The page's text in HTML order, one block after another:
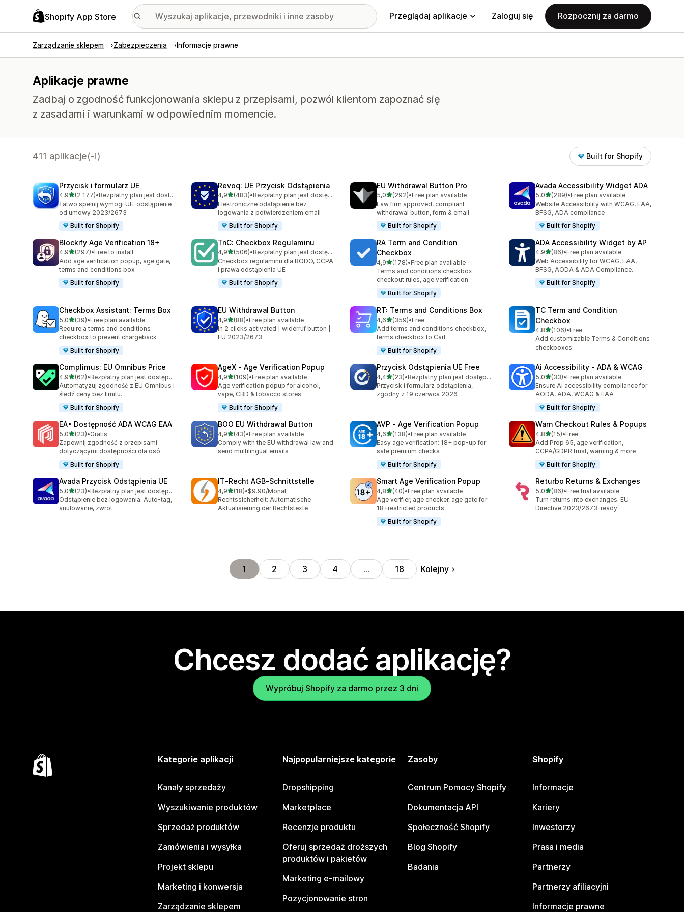
Shopify App Store Przeglądaj aplikacje Zaloguj się Rozpocznij za darmo
Zarządzanie sklepem Zabezpieczenia Informacje prawne
Aplikacje prawne
Zadbaj o zgodność funkcjonowania sklepu z przepisami, pozwól klientom zapoznać się
z zasadami i warunkami w odpowiednim momencie.
411 aplikacje(-i) Built for Shopify
Przycisk i formularz UE
4,9na 5 gwiazdek
(2 177)
Łączna liczba recenzji: 2177
•
Bezpłatny plan jest dostępny
Łatwo spełnij wymogi UE: odstąpienie
od umowy 2023/2673
Built for Shopify
Revoq: UE Przycisk Odstąpienia
4,9na 5 gwiazdek
(483)
Łączna liczba recenzji: 483
•
Bezpłatny plan jest dostępny
Elektroniczne odstąpienie bez
logowania z potwierdzeniem email
Built for Shopify
EU Withdrawal Button Pro
5,0na 5 gwiazdek
(292)
Łączna liczba recenzji: 292
•Free plan available
Law firm approved, compliant
withdrawal button, form & email
Built for Shopify
Avada Accessibility Widget ADA
5,0na 5 gwiazdek
(289)
Łączna liczba recenzji: 289
•Free plan available
Website Accessibility with WCAG, EAA,
BFSG, ADA compliance
Built for Shopify
Blockify Age Verification 18+
4,9na 5 gwiazdek
(297)
Łączna liczba recenzji: 297
•Free to install
Add age verification popup, age gate,
terms and conditions box
Built for Shopify
TnC: Checkbox Regulaminu
4,9na 5 gwiazdek
(506)
Łączna liczba recenzji: 506
•
Bezpłatny plan jest dostępny
Checkbox regulaminu dla RODO, CCPA
i prawa odstąpienia UE
Built for Shopify
RA Term and Condition
Checkbox
4,9na 5 gwiazdek
(178)
Łączna liczba recenzji: 178
•Free plan available
Terms and conditions checkbox
checkout rules, age verification
Built for Shopify
ADA Accessibility Widget by AP
4,9na 5 gwiazdek
(86)
Łączna liczba recenzji: 86
•Free plan available
Web Accessibility for WCAG, EAA,
BFSG, AODA & ADA Compliance.
Built for Shopify
Checkbox Assistant: Terms Box
5,0na 5 gwiazdek
(39)
Łączna liczba recenzji: 39
•Free plan available
Require a terms and conditions
checkbox to prevent chargeback
Built for Shopify
EU Withdrawal Button
4,9na 5 gwiazdek
(88)
Łączna liczba recenzji: 88
•Free plan available
In 2 clicks activated | widerruf button |
EU 2023/2673
RT: Terms and Conditions Box
4,6na 5 gwiazdek
(359)
Łączna liczba recenzji: 359
•Free
Add terms and conditions checkbox,
terms checkbox to Cart
Built for Shopify
TC Term and Condition
Checkbox
4,8na 5 gwiazdek
(106)
Łączna liczba recenzji: 106
•Free
Add customizable Terms & Conditions
checkboxes
Complimus: EU Omnibus Price
4,9na 5 gwiazdek
(62)
Łączna liczba recenzji: 62
•
Bezpłatny plan jest dostępny
Automatyzuj zgodność z EU Omnibus i
śledź ceny bez limitu.
Built for Shopify
AgeX ‑ Age Verification Popup
4,9na 5 gwiazdek
(109)
Łączna liczba recenzji: 109
•Free plan available
Age verification popup for alcohol,
vape, CBD & tobacco stores
Built for Shopify
Przycisk Odstąpienia UE Free
4,4na 5 gwiazdek
(23)
Łączna liczba recenzji: 23
•
Bezpłatny plan jest dostępny
Przycisk i formularz odstąpienia,
zgodny z 19 czerwca 2026
Ai Accessibility ‑ ADA & WCAG
5,0na 5 gwiazdek
(33)
Łączna liczba recenzji: 33
•Free plan available
Ensure Ai accessibility compliance for
AODA, ADA, WCAG & EAA
Built for Shopify
EA• Dostępność ADA WCAG EAA
5,0na 5 gwiazdek
(23)
Łączna liczba recenzji: 23
•Gratis
Zapewnij zgodność z przepisami
dotyczącymi dostępności dla osó
Built for Shopify
BOO EU Withdrawal Button
4,9na 5 gwiazdek
(43)
Łączna liczba recenzji: 43
•Free plan available
Comply with the EU withdrawal law and
send multilingual emails
AVP ‑ Age Verification Popup
4,6na 5 gwiazdek
(138)
Łączna liczba recenzji: 138
•Free plan available
Easy age verification: 18+ pop-up for
safe premium checks
Built for Shopify
Warn Checkout Rules & Popups
4,8na 5 gwiazdek
(15)
Łączna liczba recenzji: 15
•Free
Add Prop 65, age verification,
CCPA/GDPR trust, warning & more
Built for Shopify
Avada Przycisk Odstąpienia UE
5,0na 5 gwiazdek
(23)
Łączna liczba recenzji: 23
•
Bezpłatny plan jest dostępny
Odstąpienie bez logowania. Auto-tag,
anulowanie, zwrot.
IT‑Recht AGB‑Schnittstelle
4,9na 5 gwiazdek
(18)
Łączna liczba recenzji: 18
•$9.90/Monat
Rechtssicherheit: Automatische
Aktualisierung der Rechtstexte
Smart Age Verification Popup
4,8na 5 gwiazdek
(40)
Łączna liczba recenzji: 40
•Free plan available
Age verifier, age checker, age gate for
18+restricted products
Built for Shopify
Returbo Returns & Exchanges
5,0na 5 gwiazdek
(86)
Łączna liczba recenzji: 86
•Free trial available
Turn returns into exchanges. EU
Directive 2023/2673-ready
1 2 3 4 … 18 Kolejny
Chcesz dodać aplikację?
Wypróbuj Shopify za darmo przez 3 dni
Kategorie aplikacji
Kanały sprzedaży
Wyszukiwanie produktów
Sprzedaż produktów
Zamówienia i wysyłka
Projekt sklepu
Marketing i konwersja
Zarządzanie sklepem
Najpopularniejsze kategorie
Dropshipping
Marketplace
Recenzje produktu
Oferuj sprzedaż droższych
produktów i pakietów
Marketing e-mailowy
Pozycjonowanie stron
Zasoby
Centrum Pomocy Shopify
Dokumentacja API
Społeczność Shopify
Blog Shopify
Badania
Shopify
Informacje
Kariery
Inwestorzy
Prasa i media
Partnerzy
Partnerzy afiliacyjni
Informacje prawne